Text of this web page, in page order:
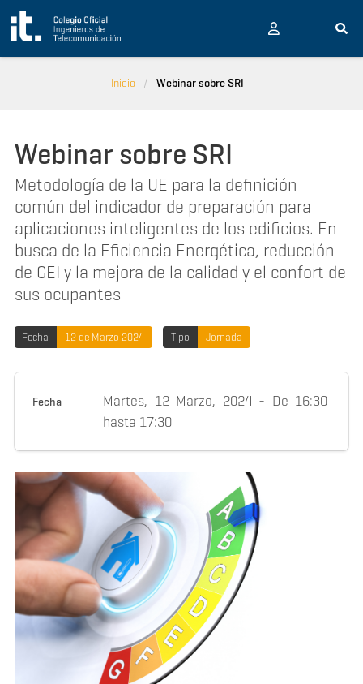
Pasar al contenido principal
Inicio Webinar sobre SRI
Webinar sobre SRI
Metodología de la UE para la definición
común del indicador de preparación para
aplicaciones inteligentes de los edificios. En
busca de la Eficiencia Energética, reducción
de GEI y la mejora de la calidad y el confort de
sus ocupantes
Fecha 12 de Marzo 2024 Tipo Jornada
Fecha Martes, 12 Marzo, 2024 - De 16:30
hasta 17:30